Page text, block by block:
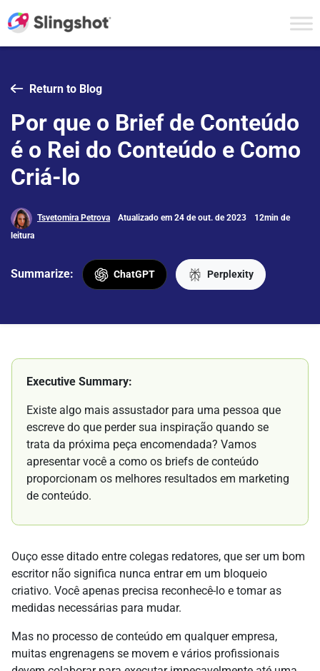
Return to Blog
Por que o Brief de Conteúdo
é o Rei do Conteúdo e Como
Criá-lo
Tsvetomira Petrova Atualizado em 24 de out. de 2023
12min de
leitura
Summarize: ChatGPT Perplexity
Executive Summary:
Existe algo mais assustador para uma pessoa que
escreve do que perder sua inspiração quando se
trata da próxima peça encomendada? Vamos
apresentar você a como os briefs de conteúdo
proporcionam os melhores resultados em marketing
de conteúdo.
Ouço esse ditado entre colegas redatores, que ser um bom
escritor não significa nunca entrar em um bloqueio
criativo. Você apenas precisa reconhecê-lo e tomar as
medidas necessárias para mudar.
Mas no processo de conteúdo em qualquer empresa,
muitas engrenagens se movem e vários profissionais